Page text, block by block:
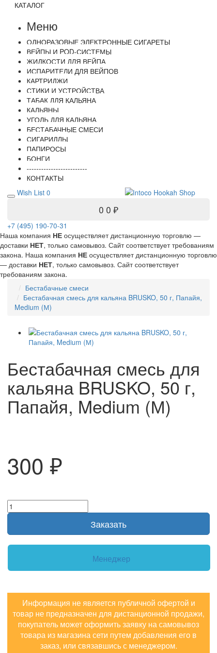
КАТАЛОГ
Меню
ОДНОРАЗОВЫЕ ЭЛЕКТРОННЫЕ СИГАРЕТЫ
ВЕЙПЫ И POD-СИСТЕМЫ
ЖИДКОСТИ ДЛЯ ВЕЙПА
ИСПАРИТЕЛИ ДЛЯ ВЕЙПОВ
КАРТРИДЖИ
СТИКИ И УСТРОЙСТВА
ТАБАК ДЛЯ КАЛЬЯНА
КАЛЬЯНЫ
УГОЛЬ ДЛЯ КАЛЬЯНА
БЕСТАБАЧНЫЕ СМЕСИ
СИГАРИЛЛЫ
ПАПИРОСЫ
БОНГИ
-------------------------
КОНТАКТЫ
Wish List 0
0 0 ₽
+7 (495) 190-70-31
Наша компания НЕ осуществляет дистанционную торговлю —
доставки НЕТ, только самовывоз. Сайт соответствует требованиям
закона. Наша компания НЕ осуществляет дистанционную торговлю
— доставки НЕТ, только самовывоз. Сайт соответствует
требованиям закона.
Бестабачные смеси
Бестабачная смесь для кальяна BRUSKO, 50 г, Папайя,
Medium (М)
Бестабачная смесь для
кальяна BRUSKO, 50 г,
Папайя, Medium (М)
300 ₽
Заказать
Менеджер
Информация не является публичной офертой и
товар не предназначен для дистанционной продажи,
покупатель может оформить заявку на самовывоз
товара из магазина сети путем добавления его в
заказ, или связавшись с менеджером.